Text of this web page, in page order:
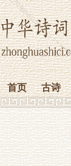
首页 古诗